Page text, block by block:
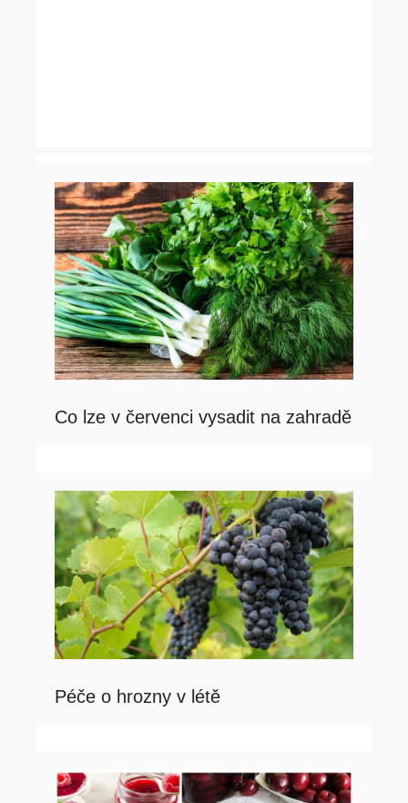
Co lze v červenci vysadit na zahradě
Péče o hrozny v létě